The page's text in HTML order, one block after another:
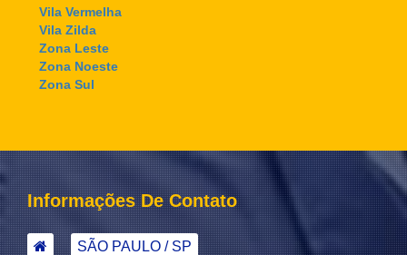
Vila Vermelha
Vila Zilda
Zona Leste
Zona Noeste
Zona Sul
Informações De Contato
SÃO PAULO / SP